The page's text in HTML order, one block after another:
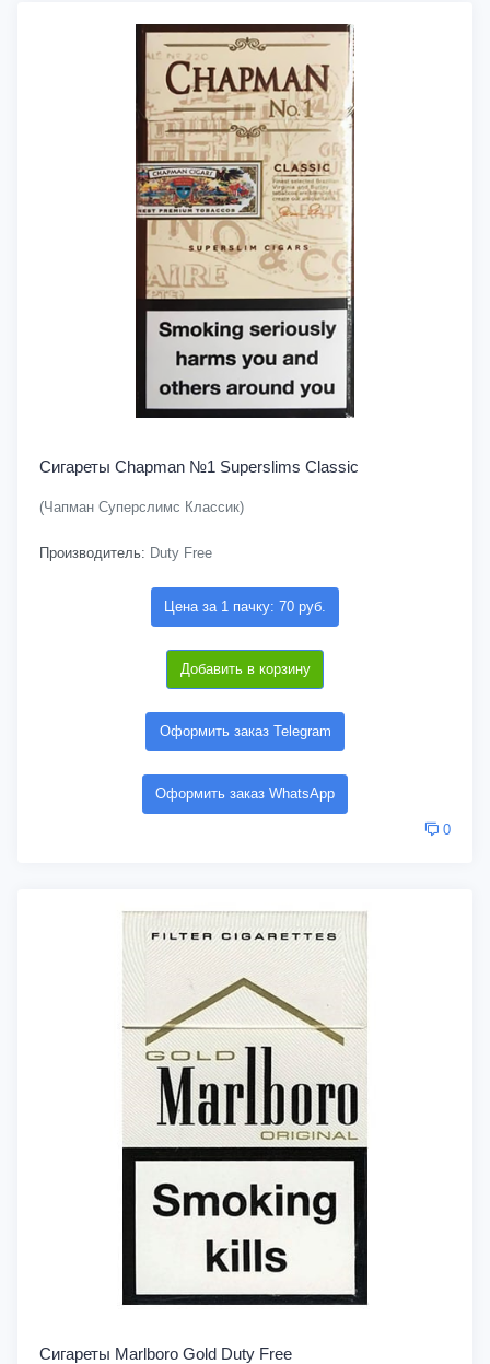
Сигареты Chapman №1 Superslims Classic
(Чапман Суперслимс Классик)
Производитель: Duty Free
Цена за 1 пачку: 70 руб.
Добавить в корзину
Оформить заказ Telegram
Оформить заказ WhatsApp
0
Сигареты Marlboro Gold Duty Free